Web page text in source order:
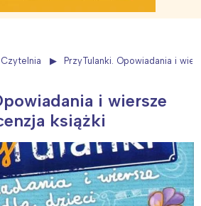
Czytelnia PrzyTulanki. Opowiadania i
i wiersze
książki